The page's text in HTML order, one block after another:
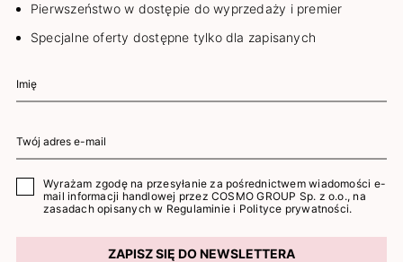
Pierwszeństwo w dostępie do wyprzedaży i premier
Specjalne oferty dostępne tylko dla zapisanych
Wyrażam zgodę na przesyłanie za pośrednictwem wiadomości e-
mail informacji handlowej przez COSMO GROUP Sp. z o.o., na
zasadach opisanych w Regulaminie i Polityce prywatności.
ZAPISZ SIĘ DO NEWSLETTERA